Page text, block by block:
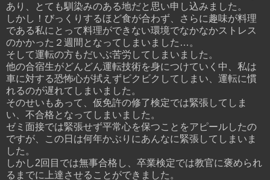
あり、とても馴染みのある地だと思い申し込みました。
しかし！びっくりするほど食が合わず、さらに趣味が料理
である私にとって料理ができない環境でなかなかストレス
のかかった２週間となってしまいました…。
そして運転の方もだいぶ苦労してしまいました。
他の合宿生がどんどん運転技術を身につけていく中、私は
車に対する恐怖心が拭えずビクビクしてしまい、運転に慣
れるのが遅れてしまいました。
そのせいもあって、仮免許の修了検定では緊張してしま
い、不合格となってしまいました。
ゼミ面接では緊張せず平常心を保つことをアピールしたの
ですが、この日は何年かぶりにあんなに緊張してしまいま
した。
しかし2回目では無事合格し、卒業検定では教官に褒められ
るまでに上達させることができました。